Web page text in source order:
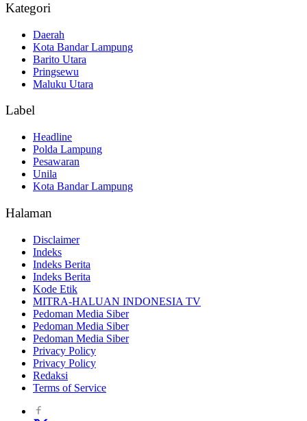
Kategori
Daerah
Kota Bandar Lampung
Barito Utara
Pringsewu
Maluku Utara
Label
Headline
Polda Lampung
Pesawaran
Unila
Kota Bandar Lampung
Halaman
Disclaimer
Indeks
Indeks Berita
Indeks Berita
Kode Etik
MITRA-HALUAN INDONESIA TV
Pedoman Media Siber
Pedoman Media Siber
Pedoman Media Siber
Privacy Policy
Privacy Policy
Redaksi
Terms of Service